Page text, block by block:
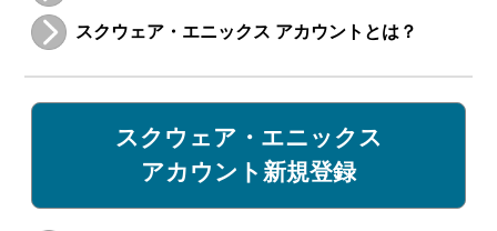
スクウェア・エニックス アカウントとは？
スクウェア・エニックス
アカウント新規登録